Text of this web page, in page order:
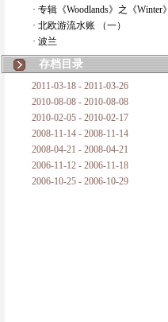
· 专辑《Woodlands》之《Winter》
· 北欧游流水账 （一）
· 波兰
存档目录
2011-03-18 - 2011-03-26
2010-08-08 - 2010-08-08
2010-02-05 - 2010-02-17
2008-11-14 - 2008-11-14
2008-04-21 - 2008-04-21
2006-11-12 - 2006-11-18
2006-10-25 - 2006-10-29